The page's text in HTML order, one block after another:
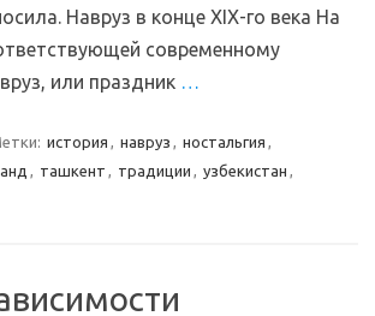
Навруз в конце XIX-го века На
современному
или праздник …
история , навруз , ностальгия ,
, ташкент , традиции , узбекистан ,